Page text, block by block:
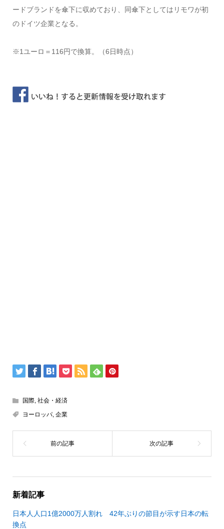
ードブランドを傘下に収めており、同傘下としてはリモワが初
のドイツ企業となる。
※1ユーロ＝116円で換算。（6日時点）
国際, 社会・経済
ヨーロッパ, 企業
新着記事
日本人人口1億2000万人割れ 42年ぶりの節目が示す日本の転
換点